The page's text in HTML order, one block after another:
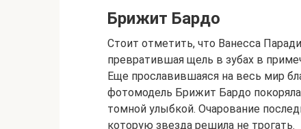
Брижит Бардо
Стоит отметить, что Ванесса
превратившая щель в зубах в
Еще прославившаяся на весь мир
фотомодель Брижит Бардо
томной улыбкой. Очарование
которую звезда решила не трогать.